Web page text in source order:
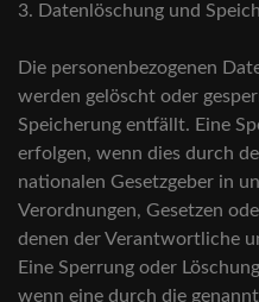
3. Datenlöschung und
Die personenbezogenen
werden gelöscht oder
Speicherung entfällt. Eine
erfolgen, wenn dies durch
nationalen Gesetzgeber in
Verordnungen, Gesetzen
denen der Verantwortliche
Eine Sperrung oder
wenn eine durch die